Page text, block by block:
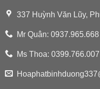
337 Huỳnh Văn Lũy,
Mr Quân: 0937.965.668
Ms Thoa: 0399.766.007